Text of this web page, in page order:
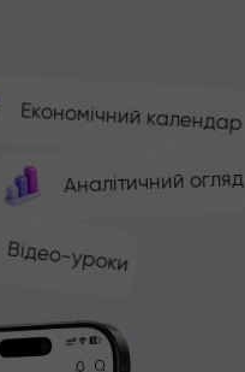
Економічний календар
Аналітичний огляд
Відео-уроки